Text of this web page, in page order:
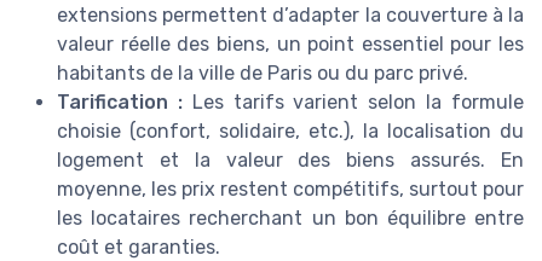
extensions permettent d’adapter la couverture à la
valeur réelle des biens, un point essentiel pour les
habitants de la ville de Paris ou du parc privé.
Tarification :Les tarifs varient selon la formule
choisie (confort, solidaire, etc.), la localisation du
logement et la valeur des biens assurés. En
moyenne, les prix restent compétitifs, surtout pour
les locataires recherchant un bon équilibre entre
coût et garanties.